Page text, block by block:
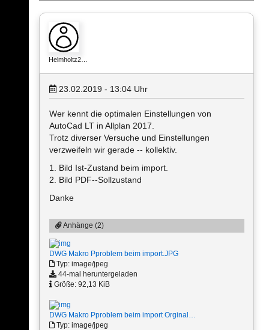
Helmholtz2…
23.02.2019 - 13:04 Uhr
Wer kennt die optimalen Einstellungen von
AutoCad LT in Allplan 2017.
Trotz diverser Versuche und Einstellungen
verzweifeln wir gerade -- kollektiv.
1. Bild Ist-Zustand beim import.
2. Bild PDF--Sollzustand
Danke
Anhänge (2)
DWG Makro Pproblem beim import.JPG
Typ: image/jpeg
44-mal heruntergeladen
Größe: 92,13 KiB
DWG Makro Pproblem beim import Orginal…
Typ: image/jpeg